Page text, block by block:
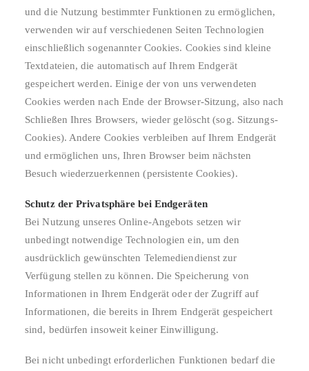
und die Nutzung bestimmter Funktionen zu ermöglichen,
verwenden wir auf verschiedenen Seiten Technologien
einschließlich sogenannter Cookies. Cookies sind kleine
Textdateien, die automatisch auf Ihrem Endgerät
gespeichert werden. Einige der von uns verwendeten
Cookies werden nach Ende der Browser-Sitzung, also nach
Schließen Ihres Browsers, wieder gelöscht (sog. Sitzungs-
Cookies). Andere Cookies verbleiben auf Ihrem Endgerät
und ermöglichen uns, Ihren Browser beim nächsten
Besuch wiederzuerkennen (persistente Cookies).
Schutz der Privatsphäre bei Endgeräten
Bei Nutzung unseres Online-Angebots setzen wir
unbedingt notwendige Technologien ein, um den
ausdrücklich gewünschten Telemediendienst zur
Verfügung stellen zu können. Die Speicherung von
Informationen in Ihrem Endgerät oder der Zugriff auf
Informationen, die bereits in Ihrem Endgerät gespeichert
sind, bedürfen insoweit keiner Einwilligung.
Bei nicht unbedingt erforderlichen Funktionen bedarf die